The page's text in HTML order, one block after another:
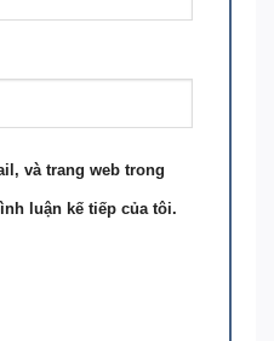
và trang web trong
luận kế tiếp của tôi.